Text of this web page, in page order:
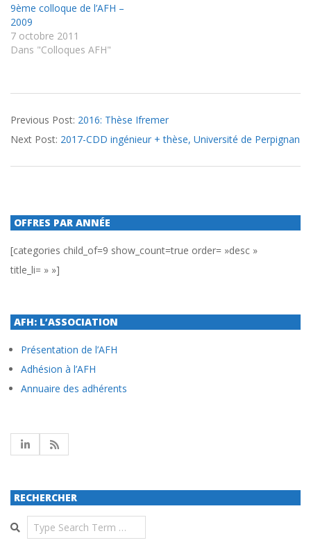
9ème colloque de l’AFH –
2009
7 octobre 2011
Dans "Colloques AFH"
03-
09
Previous Post: 2016: Thèse Ifremer
Next Post: 2017-CDD ingénieur + thèse, Université de Perpignan
OFFRES PAR ANNÉE
[categories child_of=9 show_count=true order= »desc »
title_li= » »]
AFH: L’ASSOCIATION
Présentation de l’AFH
Adhésion à l’AFH
Annuaire des adhérents
RECHERCHER
Search